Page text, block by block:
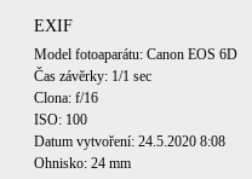
EXIF
Model fotoaparátu: Canon EOS 6D
Čas závěrky: 1/1 sec
Clona: f/16
ISO: 100
Datum vytvoření: 24.5.2020 8:08
Ohnisko: 24 mm